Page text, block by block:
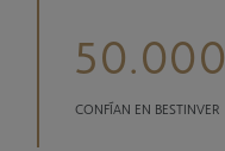
50.000
CONFÍAN EN BESTINVER